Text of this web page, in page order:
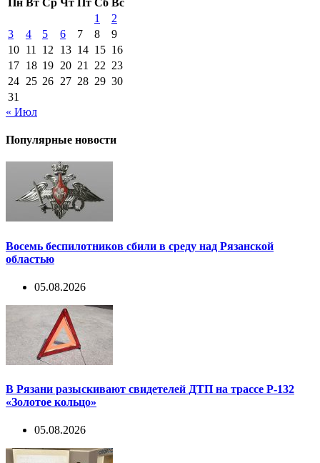
1
2
3
4 5 6 7 8
9
10 11 12 13 14 15 16
17 18 19 20 21 22 23
24 25 26 27 28 29 30
31
« Июл
Популярные новости
Восемь беспилотников сбили в среду над Рязанской
областью
05.08.2026
В Рязани разыскивают свидетелей ДТП на трассе Р-132
«Золотое кольцо»
05.08.2026